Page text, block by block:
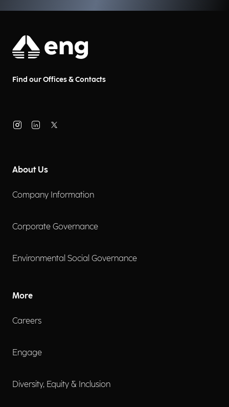
Find our Offices & Contacts
About Us
Company Information
Corporate Governance
Environmental Social Governance
More
Careers
Engage
Diversity, Equity & Inclusion